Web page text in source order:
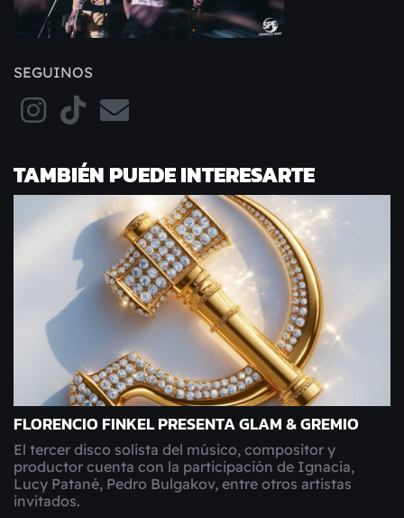
SEGUINOS
TAMBIÉN PUEDE INTERESARTE
FLORENCIO FINKEL PRESENTA GLAM & GREMIO
El tercer disco solista del músico, compositor y
productor cuenta con la participación de Ignacia,
Lucy Patané, Pedro Bulgakov, entre otros artistas
invitados.